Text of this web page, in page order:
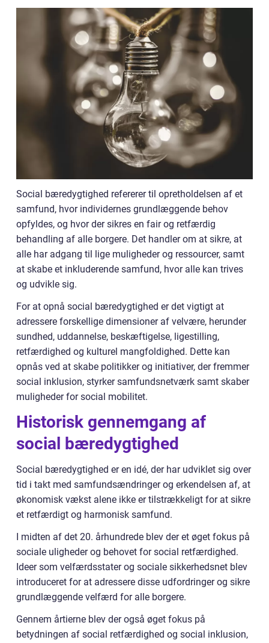
Social bæredygtighed refererer til opretholdelsen af et
samfund, hvor individernes grundlæggende behov
opfyldes, og hvor der sikres en fair og retfærdig
behandling af alle borgere. Det handler om at sikre, at
alle har adgang til lige muligheder og ressourcer, samt
at skabe et inkluderende samfund, hvor alle kan trives
og udvikle sig.
For at opnå social bæredygtighed er det vigtigt at
adressere forskellige dimensioner af velvære, herunder
sundhed, uddannelse, beskæftigelse, ligestilling,
retfærdighed og kulturel mangfoldighed. Dette kan
opnås ved at skabe politikker og initiativer, der fremmer
social inklusion, styrker samfundsnetværk samt skaber
muligheder for social mobilitet.
Historisk gennemgang af
social bæredygtighed
Social bæredygtighed er en idé, der har udviklet sig over
tid i takt med samfundsændringer og erkendelsen af, at
økonomisk vækst alene ikke er tilstrækkeligt for at sikre
et retfærdigt og harmonisk samfund.
I midten af det 20. århundrede blev der et øget fokus på
sociale uligheder og behovet for social retfærdighed.
Ideer som velfærdsstater og sociale sikkerhedsnet blev
introduceret for at adressere disse udfordringer og sikre
grundlæggende velfærd for alle borgere.
Gennem årtierne blev der også øget fokus på
betydningen af social retfærdighed og social inklusion,